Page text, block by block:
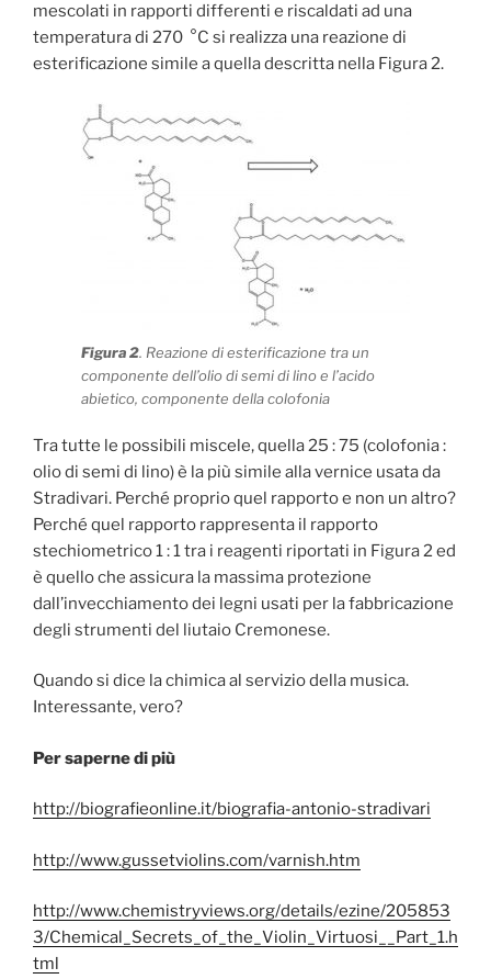
mescolati in rapporti differenti e riscaldati ad una
temperatura di 270 °C si realizza una reazione di
esterificazione simile a quella descritta nella Figura 2.
Figura 2. Reazione di esterificazione tra un
componente dell’olio di semi di lino e l’acido
abietico, componente della colofonia
Tra tutte le possibili miscele, quella 25 : 75 (colofonia :
olio di semi di lino) è la più simile alla vernice usata da
Stradivari. Perché proprio quel rapporto e non un altro?
Perché quel rapporto rappresenta il rapporto
stechiometrico 1 : 1 tra i reagenti riportati in Figura 2 ed
è quello che assicura la massima protezione
dall’invecchiamento dei legni usati per la fabbricazione
degli strumenti del liutaio Cremonese.
Quando si dice la chimica al servizio della musica.
Interessante, vero?
Per saperne di più
http://biografieonline.it/biografia-antonio-stradivari
http://www.gussetviolins.com/varnish.htm
http://www.chemistryviews.org/details/ezine/205853
3/Chemical_Secrets_of_the_Violin_Virtuosi__Part_1.h
tml